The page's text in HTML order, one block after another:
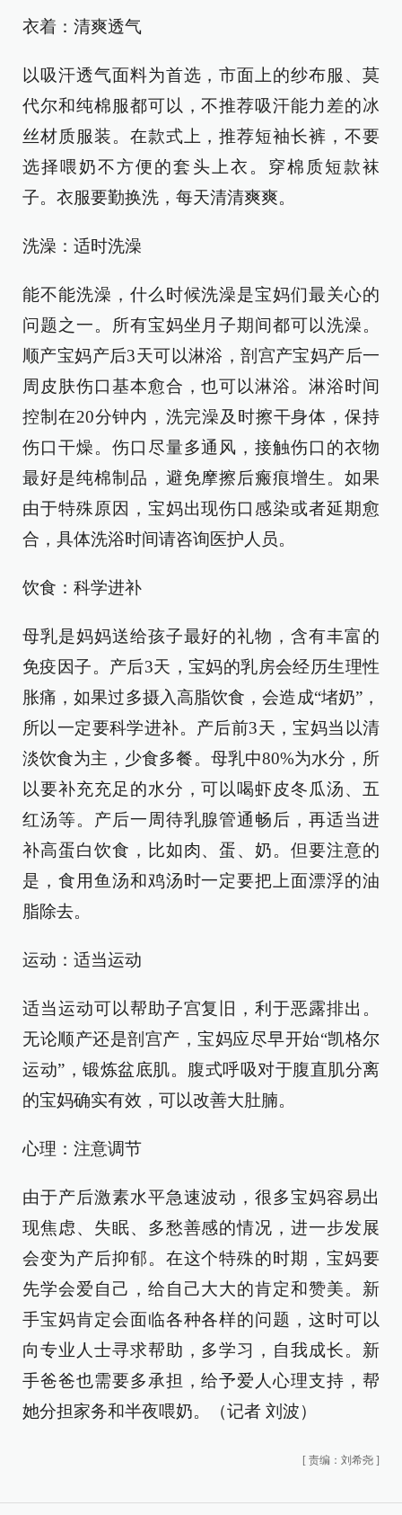
衣着：清爽透气
以吸汗透气面料为首选，市面上的纱布服、莫
代尔和纯棉服都可以，不推荐吸汗能力差的冰
丝材质服装。在款式上，推荐短袖长裤，不要
选择喂奶不方便的套头上衣。穿棉质短款袜
子。衣服要勤换洗，每天清清爽爽。
洗澡：适时洗澡
能不能洗澡，什么时候洗澡是宝妈们最关心的
问题之一。所有宝妈坐月子期间都可以洗澡。
顺产宝妈产后3天可以淋浴，剖宫产宝妈产后一
周皮肤伤口基本愈合，也可以淋浴。淋浴时间
控制在20分钟内，洗完澡及时擦干身体，保持
伤口干燥。伤口尽量多通风，接触伤口的衣物
最好是纯棉制品，避免摩擦后瘢痕增生。如果
由于特殊原因，宝妈出现伤口感染或者延期愈
合，具体洗浴时间请咨询医护人员。
饮食：科学进补
母乳是妈妈送给孩子最好的礼物，含有丰富的
免疫因子。产后3天，宝妈的乳房会经历生理性
胀痛，如果过多摄入高脂饮食，会造成“堵奶”，
所以一定要科学进补。产后前3天，宝妈当以清
淡饮食为主，少食多餐。母乳中80%为水分，所
以要补充充足的水分，可以喝虾皮冬瓜汤、五
红汤等。产后一周待乳腺管通畅后，再适当进
补高蛋白饮食，比如肉、蛋、奶。但要注意的
是，食用鱼汤和鸡汤时一定要把上面漂浮的油
脂除去。
运动：适当运动
适当运动可以帮助子宫复旧，利于恶露排出。
无论顺产还是剖宫产，宝妈应尽早开始“凯格尔
运动”，锻炼盆底肌。腹式呼吸对于腹直肌分离
的宝妈确实有效，可以改善大肚腩。
心理：注意调节
由于产后激素水平急速波动，很多宝妈容易出
现焦虑、失眠、多愁善感的情况，进一步发展
会变为产后抑郁。在这个特殊的时期，宝妈要
先学会爱自己，给自己大大的肯定和赞美。新
手宝妈肯定会面临各种各样的问题，这时可以
向专业人士寻求帮助，多学习，自我成长。新
手爸爸也需要多承担，给予爱人心理支持，帮
她分担家务和半夜喂奶。（记者 刘波）
[ 责编：刘希尧 ]